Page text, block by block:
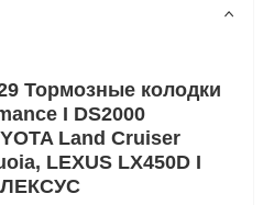
Тормозные колодки
I DS2000
Land Cruiser
LEXUS LX450D I